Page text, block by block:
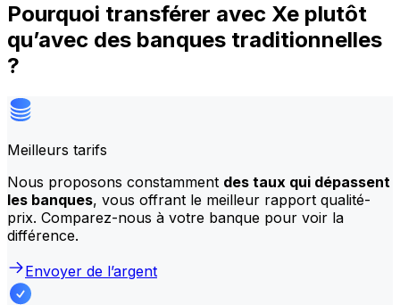
Pourquoi transférer avec Xe plutôt
qu’avec des banques traditionnelles
?
Meilleurs tarifs
Nous proposons constamment des taux qui dépassent
les banques, vous offrant le meilleur rapport qualité-
prix. Comparez-nous à votre banque pour voir la
différence.
Envoyer de l’argent